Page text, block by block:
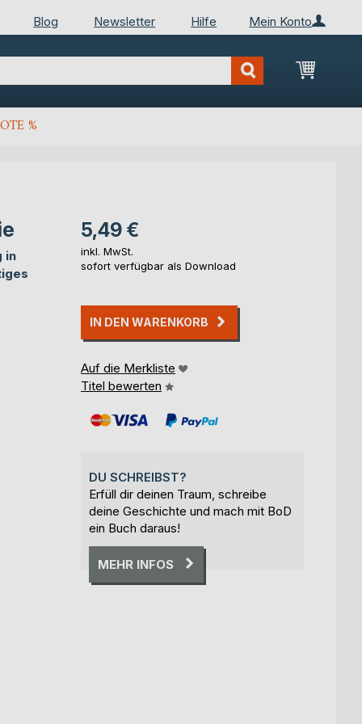
Mein Konto
Blog Newsletter Hilfe
Mein
%
in
5,49 €
inkl. MwSt.
sofort verfügbar als Download
IN DEN WARENKORB
Auf die Merkliste
Titel bewerten
DU SCHREIBST?
Erfüll dir deinen Traum, schreibe
deine Geschichte und mach mit BoD
ein Buch daraus!
MEHR INFOS